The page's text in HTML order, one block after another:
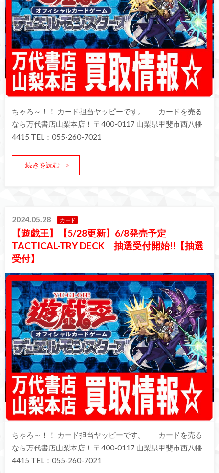
ちゃろ～！！ カード担当ヤッピーです。 カードを売る
なら万代書店山梨本店！ 〒400-0117 山梨県甲斐市西八幡
4415 TEL：055-260-7021
続きを読む
2024.05.28 カード
【遊戯王】【5/28更新】6/8発売予定
TACTICAL-TRY DECK 抽選受付開始!!【抽選
受付】
ちゃろ～！！ カード担当ヤッピーです。 カードを売る
なら万代書店山梨本店！ 〒400-0117 山梨県甲斐市西八幡
4415 TEL：055-260-7021